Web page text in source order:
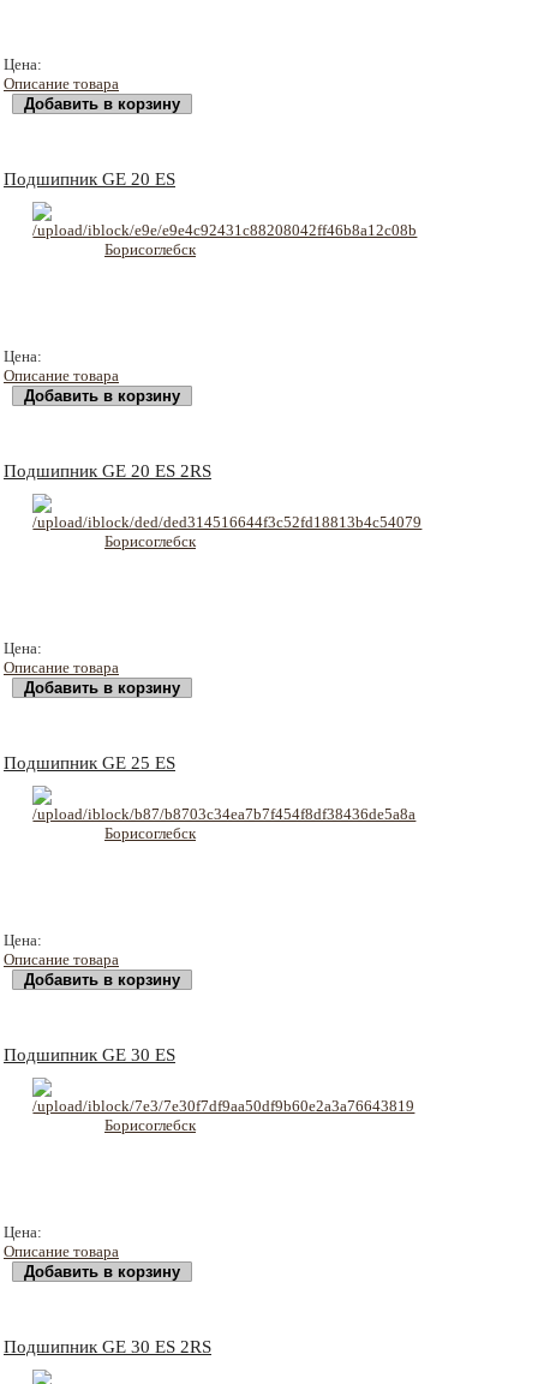
Цена:
Описание товара
Подшипник GE 20 ES
Цена:
Описание товара
Подшипник GE 20 ES 2RS
Цена:
Описание товара
Подшипник GE 25 ES
Цена:
Описание товара
Подшипник GE 30 ES
Цена:
Описание товара
Подшипник GE 30 ES 2RS